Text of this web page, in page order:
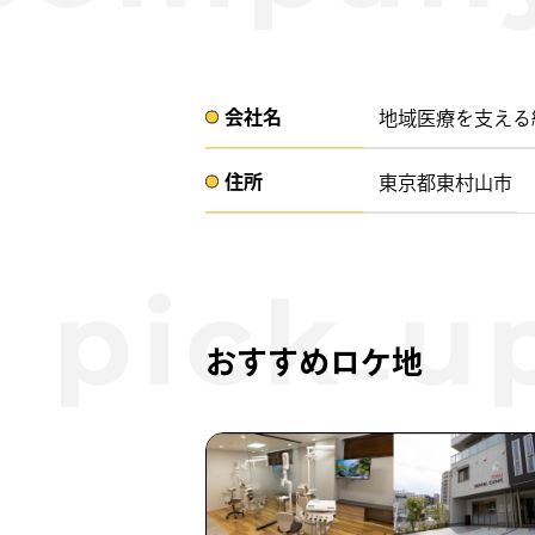
会社名​ 地域医療を支え
住所​​ 東京都東村山市 ​
おすすめロケ地